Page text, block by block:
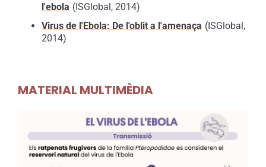
Quins brots d’Ebola s’han documentat al
llarg de la història i quina és la situació
actual?
primera vegada l’any1976
República Democràtica del Congo (RDC)
que van provocar 318 casos i 280 morts. El
brot de la RDC es va produir en una zona
selvàtica propera al riu Ebola, que va donar
l'ebola (ISGlobal, 2014)
Virus de l'Ebola: De l'oblit a l'amenaça (ISGlobal,
2014)
MATERIAL MULTIMÈDIA